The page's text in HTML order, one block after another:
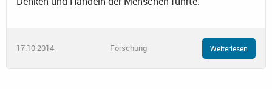
17.10.2014 Forschung Weiterlesen